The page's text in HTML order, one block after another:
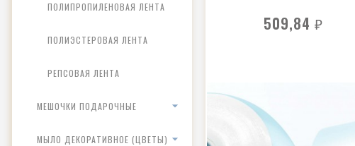
ПОЛИПРОПИЛЕНОВАЯ ЛЕНТА
ПОЛИЭСТЕРОВАЯ ЛЕНТА
РЕПСОВАЯ ЛЕНТА
МЕШОЧКИ ПОДАРОЧНЫЕ
МЫЛО ДЕКОРАТИВНОЕ (ЦВЕТЫ)
509,84₽